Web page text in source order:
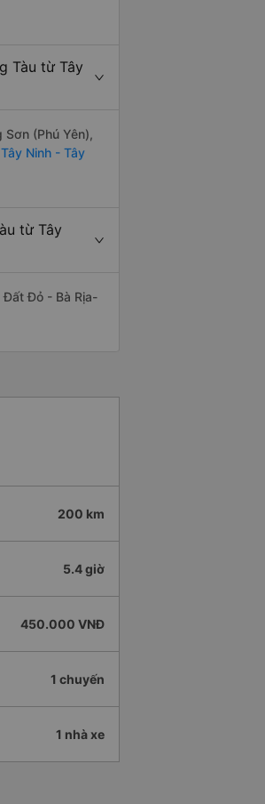
Tàu từ Tây
(Phú Yên),
Ninh - Tây
từ Tây
Đất Đỏ - Bà Rịa-
200 km
5.4 giờ
450.000 VNĐ
1 chuyến
1 nhà xe